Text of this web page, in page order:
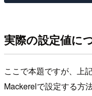
実際の設定値に
ここで本題ですが、上
Mackerelで設定する方